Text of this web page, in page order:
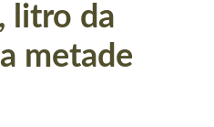
litro da
metade